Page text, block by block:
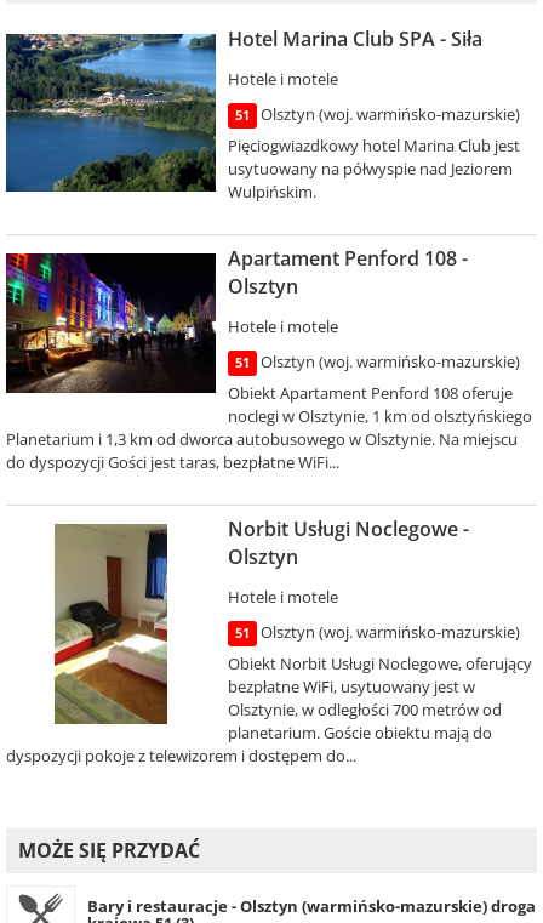
Hotel Marina Club SPA - Siła
Hotele i motele
51
Olsztyn (woj. warmińsko-mazurskie)
Pięciogwiazdkowy hotel Marina Club jest
usytuowany na półwyspie nad Jeziorem
Wulpińskim.
Apartament Penford 108 -
Olsztyn
Hotele i motele
51
Olsztyn (woj. warmińsko-mazurskie)
Obiekt Apartament Penford 108 oferuje
noclegi w Olsztynie, 1 km od olsztyńskiego
Planetarium i 1,3 km od dworca autobusowego w Olsztynie. Na miejscu
do dyspozycji Gości jest taras, bezpłatne WiFi...
Norbit Usługi Noclegowe -
Olsztyn
Hotele i motele
51
Olsztyn (woj. warmińsko-mazurskie)
Obiekt Norbit Usługi Noclegowe, oferujący
bezpłatne WiFi, usytuowany jest w
Olsztynie, w odległości 700 metrów od
planetarium. Goście obiektu mają do
dyspozycji pokoje z telewizorem i dostępem do...
MOŻE SIĘ PRZYDAĆ
Bary i restauracje - Olsztyn (warmińsko-mazurskie) droga